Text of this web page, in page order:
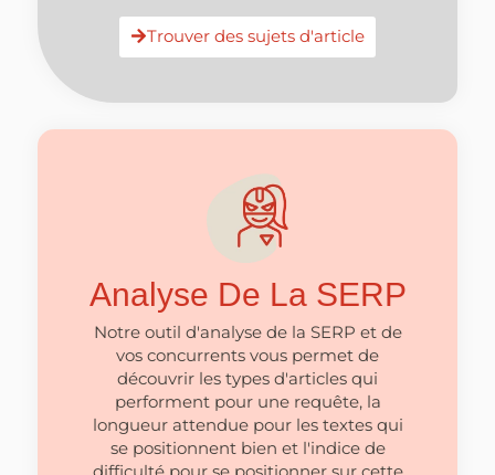
Trouver des sujets d'article
Analyse De La SERP
Notre outil d'analyse de la SERP et de
vos concurrents vous permet de
découvrir les types d'articles qui
performent pour une requête, la
longueur attendue pour les textes qui
se positionnent bien et l'indice de